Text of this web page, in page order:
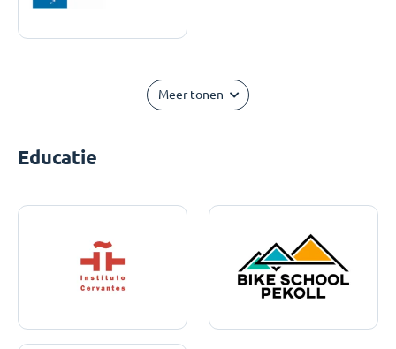
Meer tonen
Educatie